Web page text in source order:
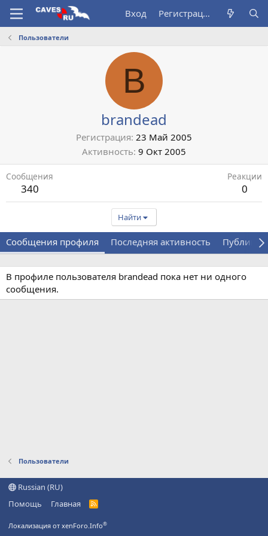
Вход Регистрация
Пользователи
B
brandead
Регистрация 23 Май 2005
Активность 9 Окт 2005
Сообщения
340
Реакции
0
Найти
Сообщения профиля Последняя активность
В профиле пользователя brandead пока нет ни одного
сообщения.
Пользователи
Russian (RU)
Помощь
Главная
R
Локализация от xenForo.Info®